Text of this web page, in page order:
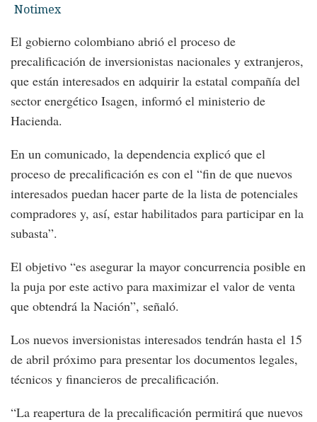
Notimex
El gobierno colombiano abrió el proceso de
precalificación de inversionistas nacionales y extranjeros,
que están interesados en adquirir la estatal compañía del
sector energético Isagen, informó el ministerio de
Hacienda.
En un comunicado, la dependencia explicó que el
proceso de precalificación es con el “fin de que nuevos
interesados puedan hacer parte de la lista de potenciales
compradores y, así, estar habilitados para participar en la
subasta”.
El objetivo “es asegurar la mayor concurrencia posible en
la puja por este activo para maximizar el valor de venta
que obtendrá la Nación”, señaló.
Los nuevos inversionistas interesados tendrán hasta el 15
de abril próximo para presentar los documentos legales,
técnicos y financieros de precalificación.
“La reapertura de la precalificación permitirá que nuevos